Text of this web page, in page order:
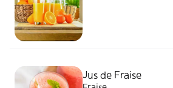
Jus de Fraise